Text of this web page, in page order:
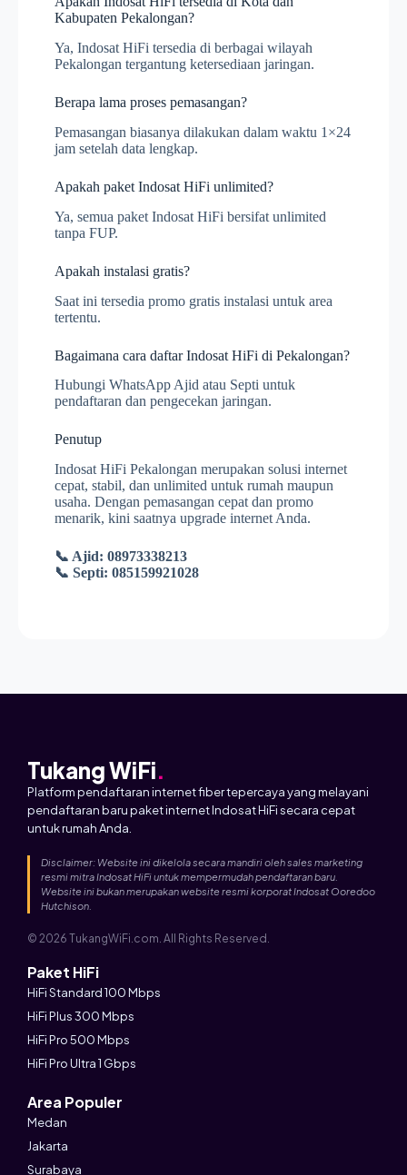
Kabupaten Pekalongan?
Ya, Indosat HiFi tersedia di berbagai wilayah
Pekalongan tergantung ketersediaan jaringan.
Berapa lama proses pemasangan?
Pemasangan biasanya dilakukan dalam waktu 1×24
jam setelah data lengkap.
Apakah paket Indosat HiFi unlimited?
Ya, semua paket Indosat HiFi bersifat unlimited
tanpa FUP.
Apakah instalasi gratis?
Saat ini tersedia promo gratis instalasi untuk area
tertentu.
Bagaimana cara daftar Indosat HiFi di Pekalongan?
Hubungi WhatsApp Ajid atau Septi untuk
pendaftaran dan pengecekan jaringan.
Penutup
Indosat HiFi Pekalongan merupakan solusi internet
cepat, stabil, dan unlimited untuk rumah maupun
usaha. Dengan pemasangan cepat dan promo
menarik, kini saatnya upgrade internet Anda.
📞 Ajid: 08973338213
📞 Septi: 085159921028
Tukang WiFi.
Platform pendaftaran internet fiber tepercaya yang melayani
pendaftaran baru paket internet Indosat HiFi secara cepat
untuk rumah Anda.
Disclaimer: Website ini dikelola secara mandiri oleh sales marketing
resmi mitra Indosat HiFi untuk mempermudah pendaftaran baru.
Website ini bukan merupakan website resmi korporat Indosat Ooredoo
Hutchison.
© 2026 TukangWiFi.com. All Rights Reserved.
Paket HiFi
HiFi Standard 100 Mbps
HiFi Plus 300 Mbps
HiFi Pro 500 Mbps
HiFi Pro Ultra 1 Gbps
Area Populer
Medan
Jakarta
Surabaya